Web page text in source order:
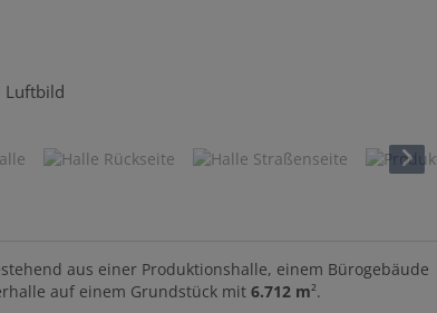
Luftbild
aus einer Produktionshalle, einem Bürogebäude
auf einem Grundstück mit 6.712 m².